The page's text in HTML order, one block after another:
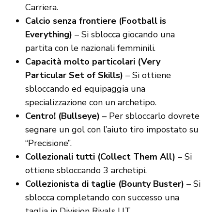
Carriera.
Calcio senza frontiere (Football is
Everything) – Si sblocca giocando una
partita con le nazionali femminili.
Capacità molto particolari (Very
Particular Set of Skills) – Si ottiene
sbloccando ed equipaggia una
specializzazione con un archetipo.
Centro! (Bullseye) – Per sbloccarlo dovrete
segnare un gol con l’aiuto tiro impostato su
“Precisione”.
Collezionali tutti (Collect Them All) – Si
ottiene sbloccando 3 archetipi.
Collezionista di taglie (Bounty Buster) – Si
sblocca completando con successo una